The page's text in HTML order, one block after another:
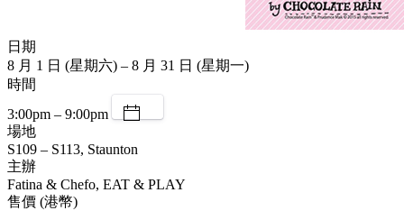
日期
8 月 1 日 (星期六) – 8 月 31 日 (星期一)
時間
3:00pm – 9:00pm
場地
S109 – S113, Staunton
主辦
Fatina & Chefo, EAT & PLAY
售價 (港幣)